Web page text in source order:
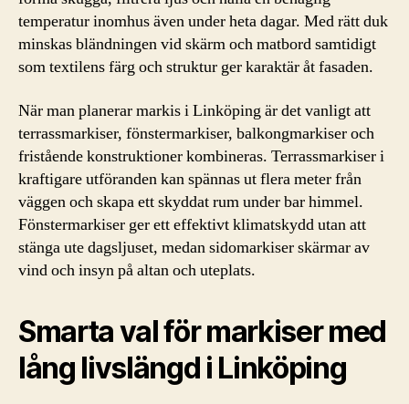
temperatur inomhus även under heta dagar. Med rätt duk
minskas bländningen vid skärm och matbord samtidigt
som textilens färg och struktur ger karaktär åt fasaden.
När man planerar markis i Linköping är det vanligt att
terrassmarkiser, fönstermarkiser, balkongmarkiser och
fristående konstruktioner kombineras. Terrassmarkiser i
kraftigare utföranden kan spännas ut flera meter från
väggen och skapa ett skyddat rum under bar himmel.
Fönstermarkiser ger ett effektivt klimatskydd utan att
stänga ute dagsljuset, medan sidomarkiser skärmar av
vind och insyn på altan och uteplats.
Smarta val för markiser med
lång livslängd i Linköping